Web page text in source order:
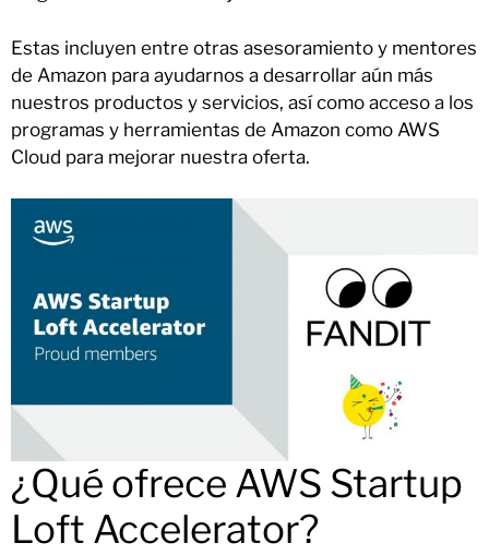
Estas incluyen entre otras asesoramiento y mentores
de Amazon para ayudarnos a desarrollar aún más
nuestros productos y servicios, así como acceso a los
programas y herramientas de Amazon como AWS
Cloud para mejorar nuestra oferta.
¿Qué ofrece AWS Startup
Loft Accelerator?